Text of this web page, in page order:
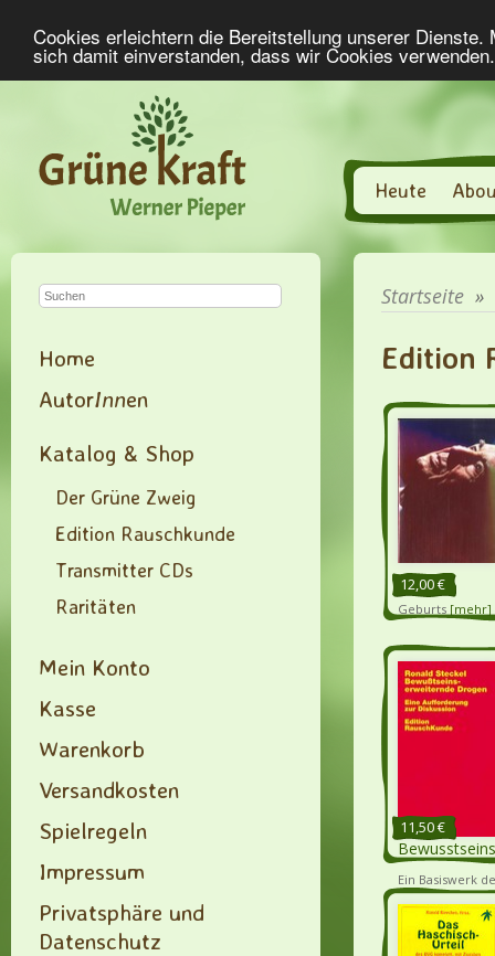
Cookies erleichtern die Bereitstellung unserer
sich damit einverstanden, dass wir Cookies
Heute
Home
AutorInnen
Katalog & Shop
Der Grüne Zweig
Edition Rauschkunde
Transmitter CDs
Raritäten
Mein Konto
Kasse
Warenkorb
Versandkosten
Spielregeln
Impressum
Privatsphäre und
Datenschutz
Startseite »
Edition
12,00 €
Geburts [mehr]
11,50 €
Ein Basiswerk
Nach 30
Power[mehr]